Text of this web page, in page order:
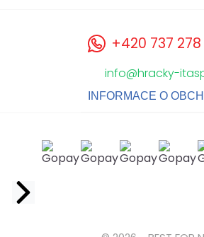
+420 737
info@hracky-
INFORMACE O